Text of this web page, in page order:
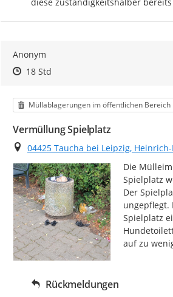
Anonym
Zeitpunkt des Erstellens
Zeitpunkt des Erstellens
18 StdZur Äußerung
Kategorie
Müllablagerungen im öffentlichen Bereich
Vermüllung Spielplatz
Ort
04425 Taucha bei Leipzig,
Die
Spielplatz
Der
ungepflegt.
Spielplatz
auf zu
Rückmeldungen